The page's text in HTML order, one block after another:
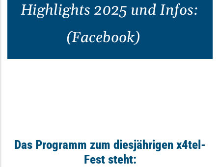
Highlights 2025 und Infos:
(Facebook)
Das Programm zum diesjährigen x4tel-
Fest steht: